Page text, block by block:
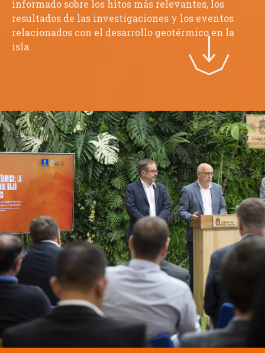
informado sobre los hitos más relevantes, los
resultados de las investigaciones y los eventos
relacionados con el desarrollo geotérmico en la
isla.